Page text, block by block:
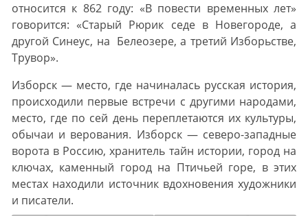
относится к 862 году: «В повести временных лет»
говорится: «Старый Рюрик седе в Новегороде, а
другой Синеус, на Белеозере, а третий Изборьстве,
Трувор».
Изборск — место, где начиналась русская история,
происходили первые встречи с другими народами,
место, где по сей день переплетаются их культуры,
обычаи и верования. Изборск — северо-западные
ворота в Россию, хранитель тайн истории, город на
ключах, каменный город на Птичьей горе, в этих
местах находили источник вдохновения художники
и писатели.